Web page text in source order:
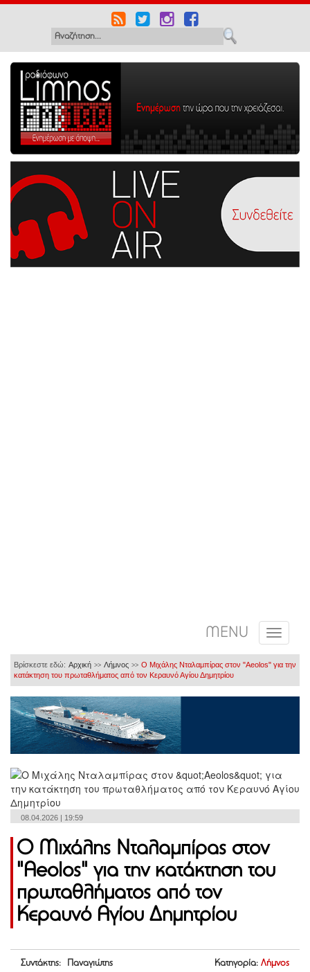
MENU
Βρίσκεστε εδώ: Αρχική >> Λήμνος >> Ο Μιχάλης Νταλαμπίρας στον "Aeolos" για την
κατάκτηση του πρωταθλήματος από τον Κεραυνό Αγίου Δημητρίου
08.04.2026 | 19:59
Ο Μιχάλης Νταλαμπίρας στον
"Aeolos" για την κατάκτηση του
πρωταθλήματος από τον
Κεραυνό Αγίου Δημητρίου
Συντάκτης: Παναγιώτης
Κατηγορία: Λήμνος